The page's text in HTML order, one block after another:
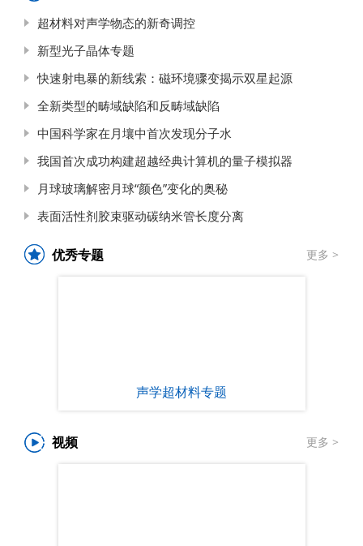
超材料对声学物态的新奇调控
新型光子晶体专题
快速射电暴的新线索：磁环境骤变揭示双星起源
全新类型的畴域缺陷和反畴域缺陷
中国科学家在月壤中首次发现分子水
我国首次成功构建超越经典计算机的量子模拟器
月球玻璃解密月球“颜色”变化的奥秘
表面活性剂胶束驱动碳纳米管长度分离
优秀专题 更多 >
声学超材料专题
视频 更多 >